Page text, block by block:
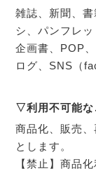
雑誌、新聞、
シ、パンフレ
企画書、POP
ログ、SNS（
▽利用不可能な
商品化、販売
とします。
【禁止】商品